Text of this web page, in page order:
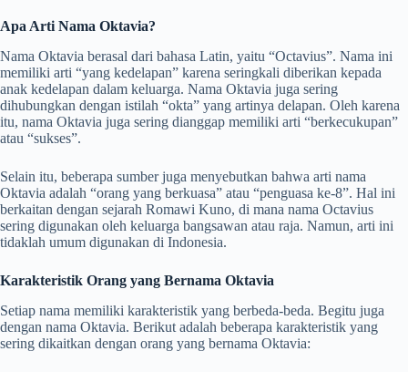
Apa Arti Nama Oktavia?
Nama Oktavia berasal dari bahasa Latin, yaitu “Octavius”. Nama ini
memiliki arti “yang kedelapan” karena seringkali diberikan kepada
anak kedelapan dalam keluarga. Nama Oktavia juga sering
dihubungkan dengan istilah “okta” yang artinya delapan. Oleh karena
itu, nama Oktavia juga sering dianggap memiliki arti “berkecukupan”
atau “sukses”.
Selain itu, beberapa sumber juga menyebutkan bahwa arti nama
Oktavia adalah “orang yang berkuasa” atau “penguasa ke-8”. Hal ini
berkaitan dengan sejarah Romawi Kuno, di mana nama Octavius
sering digunakan oleh keluarga bangsawan atau raja. Namun, arti ini
tidaklah umum digunakan di Indonesia.
Karakteristik Orang yang Bernama Oktavia
Setiap nama memiliki karakteristik yang berbeda-beda. Begitu juga
dengan nama Oktavia. Berikut adalah beberapa karakteristik yang
sering dikaitkan dengan orang yang bernama Oktavia: